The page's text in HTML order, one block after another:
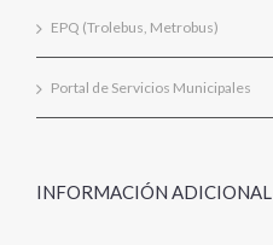
EPQ (Trolebus, Metrobus)
Portal de Servicios Municipales
INFORMACIÓN ADICIONAL